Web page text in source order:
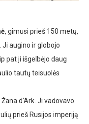
, gimusi prieš 150 metų,
augino ir globojo
pat ji išgelbėjo daug
tautų teisuolės
d’Ark. Ji vadovavo
prieš Rusijos imperiją